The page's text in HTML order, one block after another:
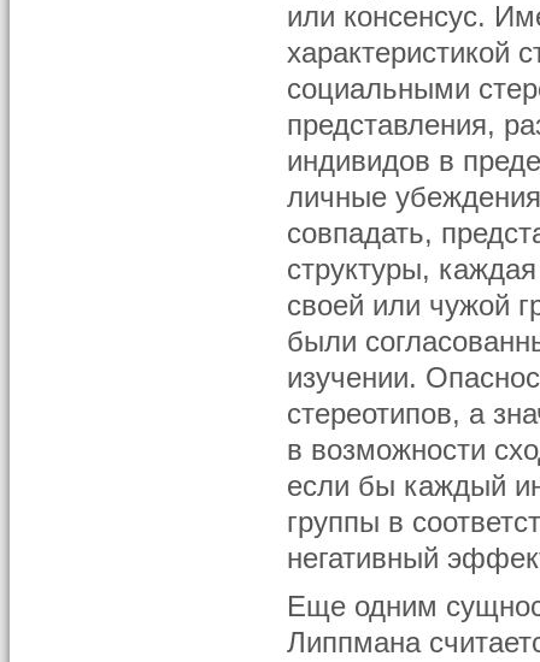
или консенсус.
характеристикой
социальными
представления,
индивидов в
личные убеждения
совпадать,
структуры,
своей или чужой
были
изучении.
стереотипов, а
в возможности
если бы каждый
группы в
негативный
Еще одним
Липпмана